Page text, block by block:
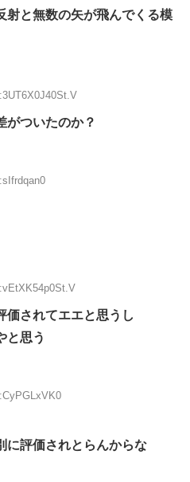
射と無数の矢が飛んでくる模
がついたのか？
価されてエエと思うし
と思う
に評価されとらんからな